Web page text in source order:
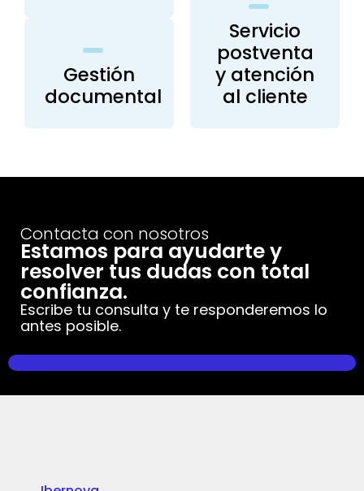
Gestión
documental
Servicio
postventa
y atención
al cliente
Contacta con nosotros
Estamos para ayudarte y
resolver tus dudas con total
confianza.
Escribe tu consulta y te responderemos lo
antes posible.